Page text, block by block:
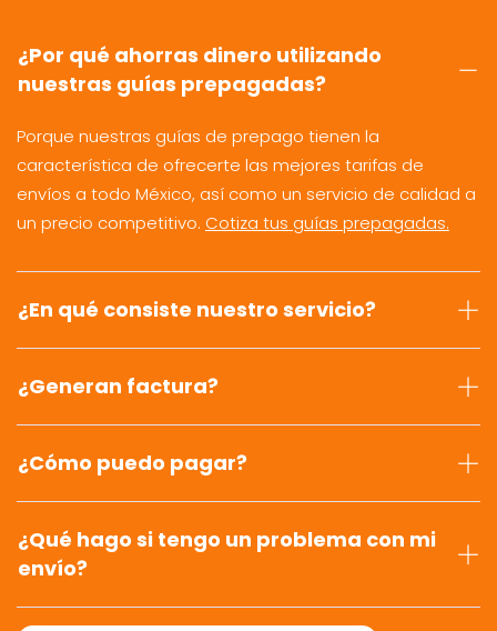
¿Por qué ahorras dinero utilizando
nuestras guías prepagadas?
Porque nuestras guías de prepago tienen la
característica de ofrecerte las mejores tarifas de
envíos a todo México, así como un servicio de calidad a
un precio competitivo. Cotiza tus guías prepagadas.
¿En qué consiste nuestro servicio?
¿Generan factura?
¿Cómo puedo pagar?
¿Qué hago si tengo un problema con mi
envío?